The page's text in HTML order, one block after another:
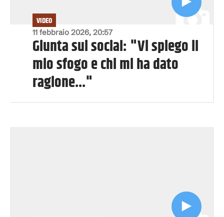
11 febbraio 2026, 20:57
VIDEO
Giunta sui social: "Vi spiego il
mio sfogo e chi mi ha dato
ragione..."